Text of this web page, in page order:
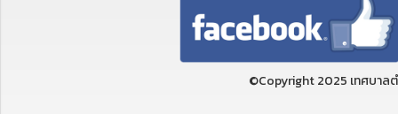
©Copyright 2025 เทศบาล